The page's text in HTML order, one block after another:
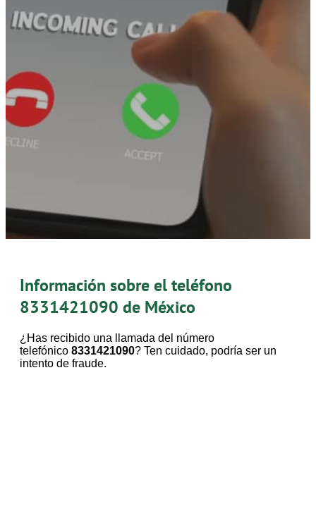
Información sobre el teléfono
8331421090 de México
¿Has recibido una llamada del número
telefónico 8331421090? Ten cuidado, podría ser un
intento de fraude.